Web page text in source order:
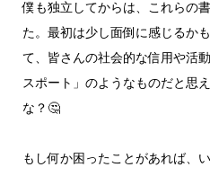
僕も独立してからは、これらの
た。最初は少し面倒に感じるか
て、皆さんの社会的な信用や活
スポート」のようなものだと思
な？🤔
もし何か困ったことがあれば、